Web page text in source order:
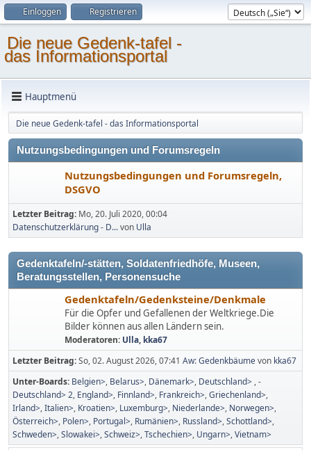
Einloggen Registrieren
Die neue Gedenk-tafel -
das Informationsportal
Hauptmenü
Die neue Gedenk-tafel - das Informationsportal
Nutzungsbedingungen und Forumsregeln
Nutzungsbedingungen und Forumsregeln,
DSGVO
Letzter Beitrag: Mo, 20. Juli 2020, 00:04
Datenschutzerklärung - D...von Ulla
Gedenktafeln/-stätten, Soldatenfriedhöfe, Museen,
Beratungsstellen, Personensuche
Gedenktafeln/Gedenksteine/Denkmale
Für die Opfer und Gefallenen der Weltkriege.Die
Bilder können aus allen Ländern sein.
Moderatoren: Ulla, kka67
Letzter Beitrag:So, 02. August 2026, 07:41 Aw: Gedenkbäumevon kka67
Unter-Boards Belgien> Belarus> Dänemark> Deutschland> -
Deutschland> 2 England> Finnland> Frankreich> Griechenland>
Irland> Italien> Kroatien> Luxemburg> Niederlande> Norwegen>
Österreich> Polen> Portugal> Rumänien> Russland> Schottland>
Schweden> Slowakei> Schweiz> Tschechien> Ungarn> Vietnam>